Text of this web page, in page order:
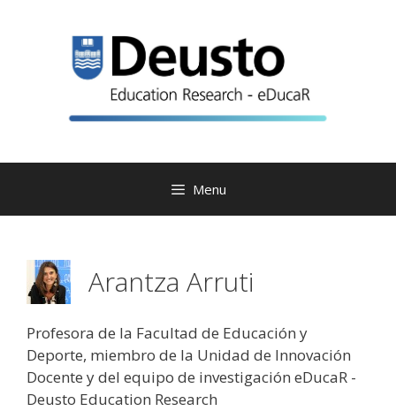
Menu
Arantza Arruti
Profesora de la Facultad de Educación y
Deporte, miembro de la Unidad de Innovación
Docente y del equipo de investigación eDucaR -
Deusto Education Research